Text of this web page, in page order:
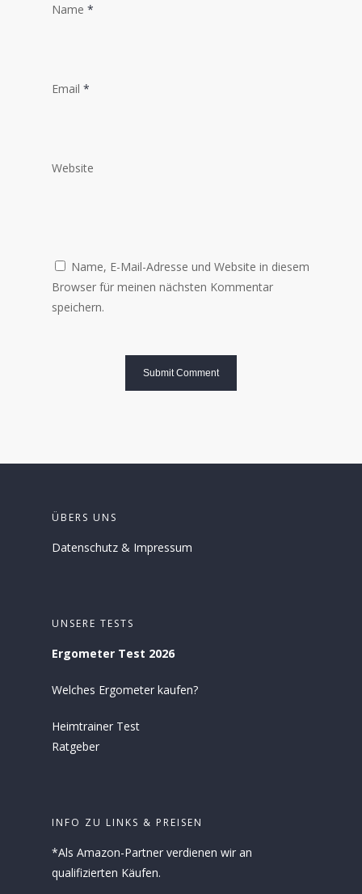
Name *
Email *
Website
Name, E-Mail-Adresse und Website in diesem
Browser für meinen nächsten Kommentar
speichern.
ÜBERS UNS
Datenschutz & Impressum
UNSERE TESTS
Ergometer Test 2026
Welches Ergometer kaufen?
Heimtrainer Test
Ratgeber
INFO ZU LINKS & PREISEN
*Als Amazon-Partner verdienen wir an
qualifizierten Käufen.